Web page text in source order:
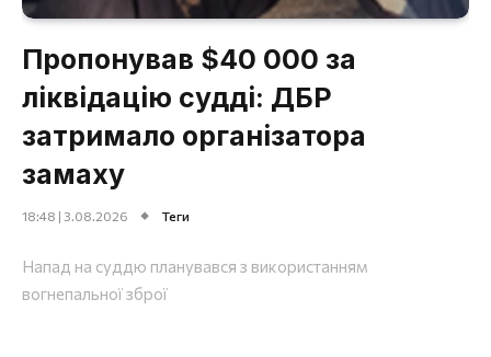
Пропонував $40 000 за
ліквідацію судді: ДБР
затримало організатора
замаху
18:48 | 3.08.2026 Теги
Напад на суддю планувався з використанням
вогнепальної зброї